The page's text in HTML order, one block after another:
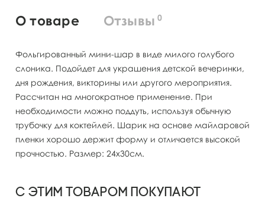
О товаре Отзывы 0
Фольгированный мини-шар в виде милого голубого
слоника. Подойдет для украшения детской вечеринки,
дня рождения, викторины или другого мероприятия.
Рассчитан на многократное применение. При
необходимости можно поддуть, используя обычную
трубочку для коктейлей. Шарик на основе майларовой
пленки хорошо держит форму и отличается высокой
прочностью. Размер: 24х30см.
С этим товаром покупают